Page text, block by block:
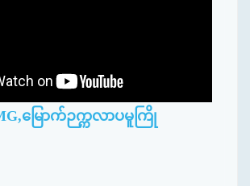
မြောက်ဉက္ကလာပမူကြို